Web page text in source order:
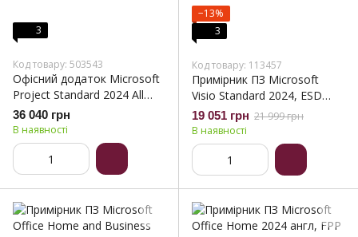
3
Код товару: 503543
Офісний додаток Microsoft
Project Standard 2024 All
Lng Retail Online ESD (EP2-
07057)
36 040 грн
В наявності
−13%
3
Код товару: 113457
Примірник ПЗ Microsoft
Visio Standard 2024, ESD
(EP2-07167)
19 051 грн 21 999 грн
В наявності